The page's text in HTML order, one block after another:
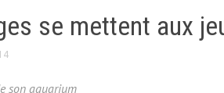
se mettent aux
son aquarium